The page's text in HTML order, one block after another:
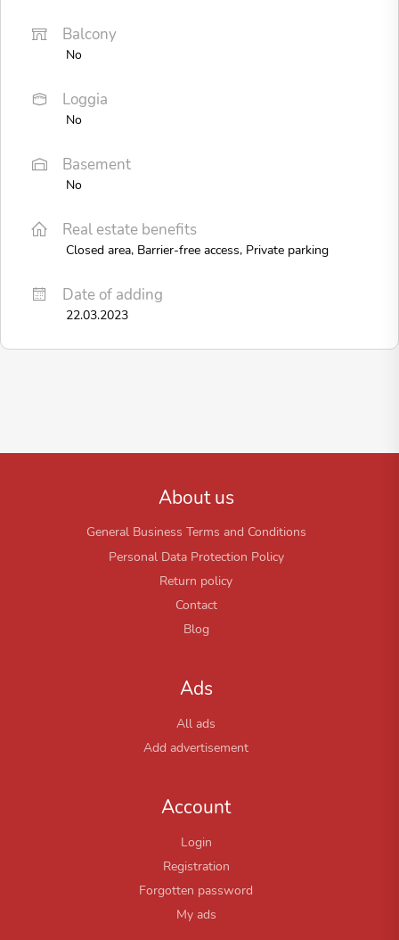
Balcony
No
Loggia
No
Basement
No
Real estate benefits
Closed area, Barrier-free access, Private parking
Date of adding
22.03.2023
About us
General Business Terms and Conditions
Personal Data Protection Policy
Return policy
Contact
Blog
Ads
All ads
Add advertisement
Account
Login
Registration
Forgotten password
My ads